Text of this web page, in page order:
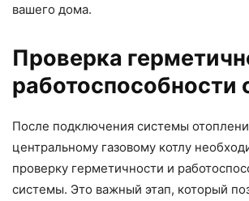
вашего дома.
Проверка
работоспособности
После подключения системы
центральному газовому котлу
проверку герметичности и
системы. Это важный этап, который